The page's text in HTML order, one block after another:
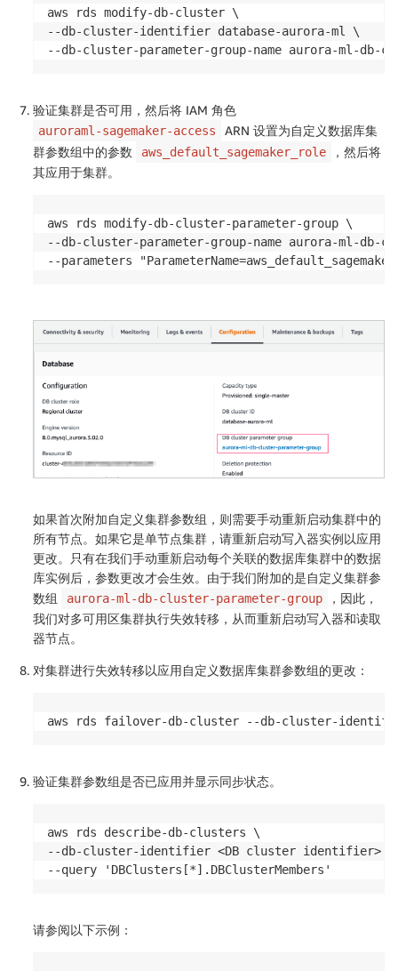
aws rds modify-db-cluster \
--db-cluster-identifier database-aurora-ml \
--db-cluster-parameter-group-name aurora-ml-db-
验证集群是否可用，然后将 IAM 角色
auroraml-sagemaker-access
ARN 设置为自定义数据库集
群参数组中的参数
aws_default_sagemaker_role
，然后将
其应用于集群。
aws rds modify-db-cluster-parameter-group \
--db-cluster-parameter-group-name aurora-ml-db-
--parameters
如果首次附加自定义集群参数组，则需要手动重新启动集群中的
所有节点。如果它是单节点集群，请重新启动写入器实例以应用
更改。只有在我们手动重新启动每个关联的数据库集群中的数据
库实例后，参数更改才会生效。由于我们附加的是自定义集群参
数组
aurora-ml-db-cluster-parameter-group
，因此，
我们对多可用区集群执行失效转移，从而重新启动写入器和读取
器节点。
对集群进行失效转移以应用自定义数据库集群参数组的更改：
aws rds failover-db-cluster --db-cluster-
验证集群参数组是否已应用并显示同步状态。
aws rds describe-db-clusters \
--db-cluster-identifier <DB cluster identifier> \
请参阅以下示例：